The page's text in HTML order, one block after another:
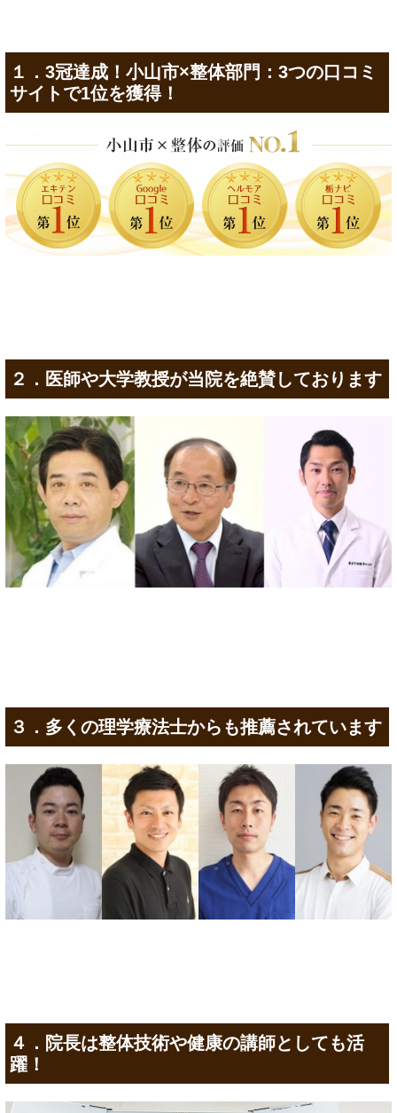
１．3冠達成！小山市×整体部門：3つの口コミ
サイトで1位を獲得！
２．医師や大学教授が当院を絶賛しております
３．多くの理学療法士からも推薦されています
４．院長は整体技術や健康の講師としても活
躍！